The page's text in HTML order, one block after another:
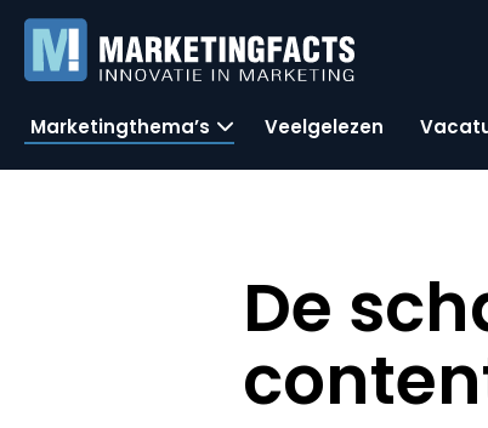
Marketingthema’s Veelgelezen
De